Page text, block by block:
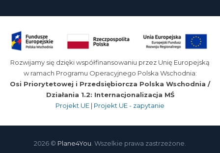
Rozwijamy się dzięki współfinansowaniu przez Unię Europejską
w ramach Programu Operacyjnego Polska Wschodnia:
Osi Priorytetowej i Przedsiębiorcza Polska Wschodnia /
Działania 1.2: Internacjonalizacja MŚ
Projekt UE | Projekt UE - zapytanie
2026 © Plane4You . Wszelkie prawa zastrzeżone.